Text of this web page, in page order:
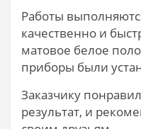
Работы
качественно и
матовое белое
приборы были
Заказчику
результат, и